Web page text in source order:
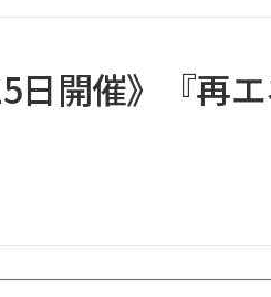
開催》『再